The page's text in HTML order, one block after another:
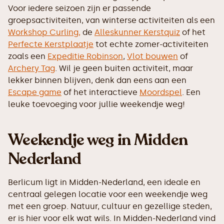
Voor iedere seizoen zijn er passende
groepsactiviteiten, van winterse activiteiten als een
Workshop Curling, de Alleskunner Kerstquiz of het
Perfecte Kerstplaatje tot echte zomer-activiteiten
zoals een Expeditie Robinson, Vlot bouwen of
Archery Tag. Wil je geen buiten activiteit, maar
lekker binnen blijven, denk dan eens aan een
Escape game of het interactieve Moordspel. Een
leuke toevoeging voor jullie weekendje weg!
Weekendje weg in Midden
Nederland
Berlicum ligt in Midden-Nederland, een ideale en
centraal gelegen locatie voor een weekendje weg
met een groep. Natuur, cultuur en gezellige steden,
er is hier voor elk wat wils. In Midden-Nederland vind